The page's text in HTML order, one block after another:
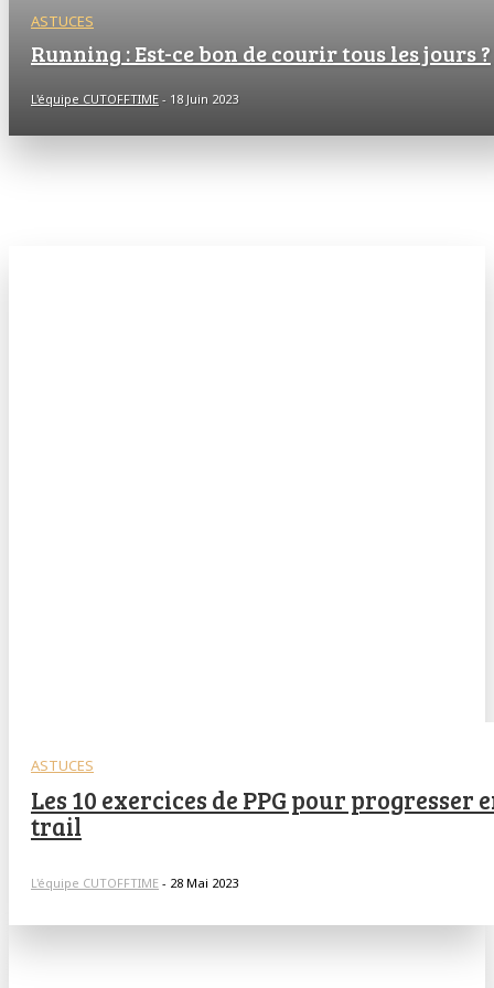
ASTUCES
Running : Est-ce bon de courir tous les jours ?
L'équipe CUTOFFTIME - 18 Juin 2023
ASTUCES
Les 10 exercices de PPG pour progresser
trail
L'équipe CUTOFFTIME - 28 Mai 2023